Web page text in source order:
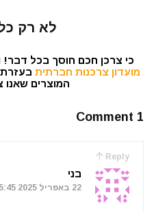
לא רק
כי צרכן חכם חוסך בכל דבר!
מועדון צרכנות חברתית
המוצרים שאנו
1 Comment
Reply
בני
22 באפריל 2025 at 5:45